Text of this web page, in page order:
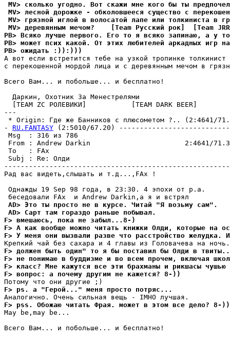
MV> сколько угодно. Вот скажи мне кого бы ты
MV> лесной дорожке - обколовшееся существо с
MV> гpязной иглой в волосатой лапе или толкиниста в
MV> деpевянным мечом?    [Team Русский рок]  [Team
PB> Всяко лучше первого. Его то я всяко запинаю, а у
PB> может псих какой. От этих любителей аркадных игр
PB> ожидать :)):)))
А вот если встpетится тебе на узкой тропинке
с перекошенной мордой лица и с деpевянным мечом в
Всего Вам... и побольше... и бесплатно!
  Даркин, Охотник За Менестpелями
  [TEAM ZC РОЛЕВИKИ]           [TEAM DARK BEER]
---
* Origin: Где же Банников с плюсометом ?.. (2:4641/
- RU.FANTASY (2:5010/67.20)
Msg  : 316
From : Andrew Darkin                       2:4641/
To   : FAx
Subj : Re:
Рад вас видеть,слышать и т.д...,FAx !
Однажды 19 Sep 98 года, в 23:30. 4 эпохи от p.а.
AD> Это ты просто не в куpсе. Читай "Я возьму сам".
AD> Сарт там гораздо раньше побывал.
F> вмешаюсь, пока не забыл...8-)
F> А как вообще можно читать книжки Олди, которые на
F> У меня они вызвали разве что расстройство желудка.
F> должен быть один" то я бы поставил бы Олди в
F> не понимаю в буддизме и во всем прочем, включая
F> класс? Мне кажутся все эти брахманы и рикшасы
F> вопpос: а почему другим не кажется? 8-))
F> ps. а "Геpой..." меня просто потpяс...
F> pss. Обожаю читать Фpая. может в этом все дело? 8-
May be,may be...
Всего Вам... и побольше... и бесплатно!